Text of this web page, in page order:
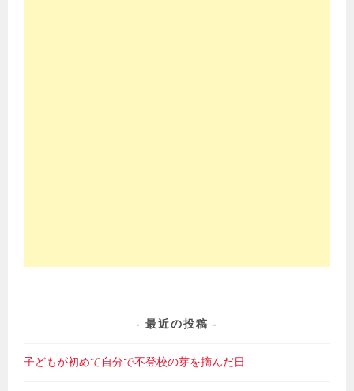
最近の投稿
子どもが初めて自分で不登校の芽を摘んだ日